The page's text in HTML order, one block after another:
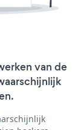
van de